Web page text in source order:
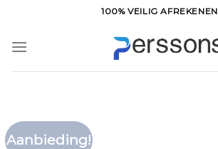
inhoud
100% VEILIG AFREKENEN
Aanbieding!